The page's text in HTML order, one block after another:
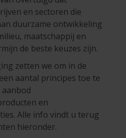
en sectoren die
duurzame ontwikkeling
maatschappij en
de beste keuzes zijn.
zetten we om in de
aantal principes toe te
en
Alle info vindt u terug
hieronder.